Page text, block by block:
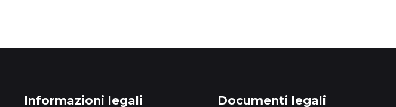
Informazioni legali Documenti legali